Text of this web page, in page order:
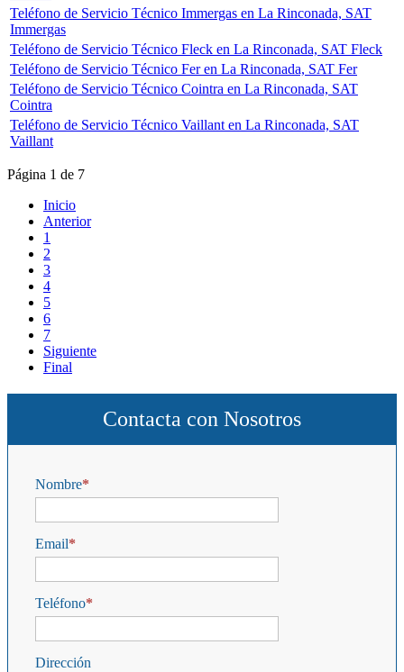
Teléfono de Servicio Técnico Immergas en La Rinconada, SAT
Immergas
Teléfono de Servicio Técnico Fleck en La Rinconada, SAT Fleck
Teléfono de Servicio Técnico Fer en La Rinconada, SAT Fer
Teléfono de Servicio Técnico Cointra en La Rinconada, SAT
Cointra
Teléfono de Servicio Técnico Vaillant en La Rinconada, SAT
Vaillant
Página 1 de 7
Inicio
Anterior
1
2
3
4
5
6
7
Siguiente
Final
Contacta con Nosotros
Nombre
Email
Teléfono
Dirección